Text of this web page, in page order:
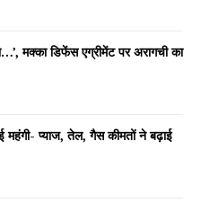
मक्का डिफेंस एग्रीमेंट पर अरागची का
प्याज, तेल, गैस कीमतों ने बढ़ाई